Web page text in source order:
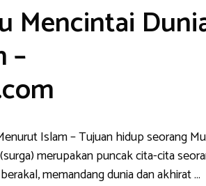
Mencintai
–
Islam – Tujuan hidup seorang
merupakan puncak cita-cita
memandang dunia dan akhirat …